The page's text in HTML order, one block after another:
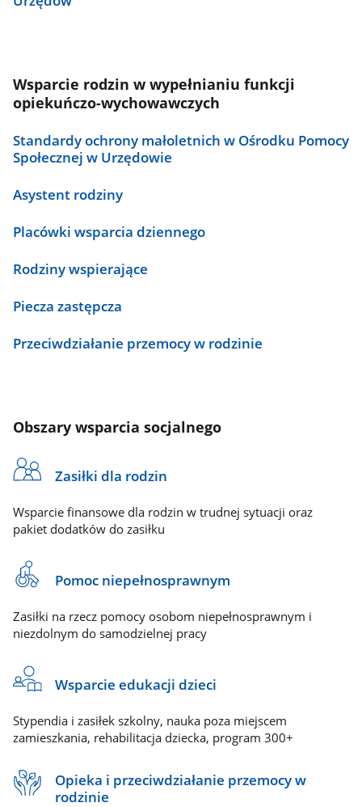
Wsparcie rodzin w wypełnianiu funkcji
opiekuńczo-wychowawczych
Standardy ochrony małoletnich w Ośrodku Pomocy
Społecznej w Urzędowie
Asystent rodziny
Placówki wsparcia dziennego
Rodziny wspierające
Piecza zastępcza
Przeciwdziałanie przemocy w rodzinie
Obszary wsparcia socjalnego
Zasiłki dla rodzin
Wsparcie finansowe dla rodzin w trudnej sytuacji oraz
pakiet dodatków do zasiłku
Pomoc niepełnosprawnym
Zasiłki na rzecz pomocy osobom niepełnosprawnym i
niezdolnym do samodzielnej pracy
Wsparcie edukacji dzieci
Stypendia i zasiłek szkolny, nauka poza miejscem
zamieszkania, rehabilitacja dziecka, program 300+
Opieka i przeciwdziałanie przemocy w
rodzinie